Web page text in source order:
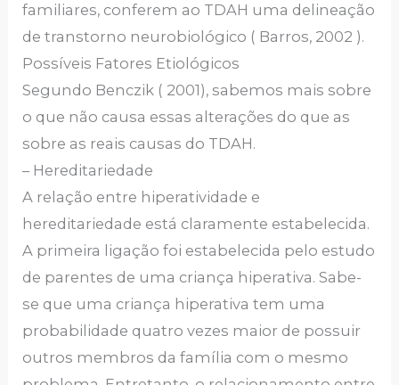
familiares, conferem ao TDAH uma delineação
de transtorno neurobiológico ( Barros, 2002 ).
Possíveis Fatores Etiológicos
Segundo Benczik ( 2001), sabemos mais sobre
o que não causa essas alterações do que as
sobre as reais causas do TDAH.
– Hereditariedade
A relação entre hiperatividade e
hereditariedade está claramente estabelecida.
A primeira ligação foi estabelecida pelo estudo
de parentes de uma criança hiperativa. Sabe-
se que uma criança hiperativa tem uma
probabilidade quatro vezes maior de possuir
outros membros da família com o mesmo